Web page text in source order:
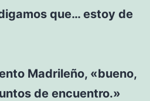
que… estoy de
Madrileño, «bueno,
de encuentro.»